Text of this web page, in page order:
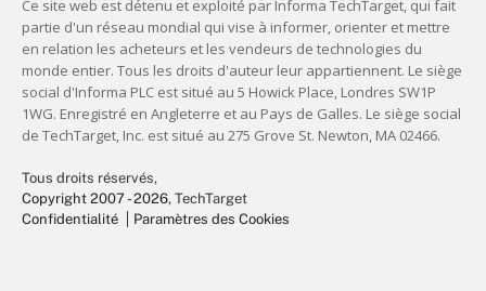
Tous droits réservés,
Copyright 2007 - 2026, TechTarget
Confidentialité
Paramètres des Cookies